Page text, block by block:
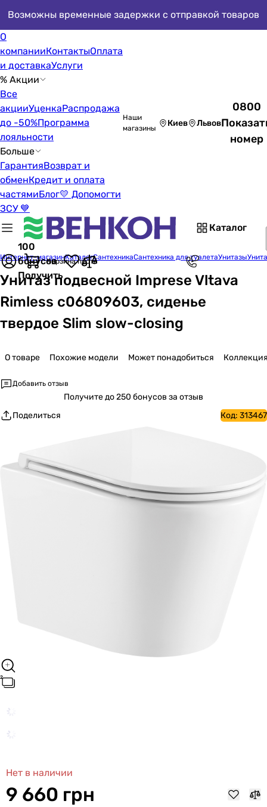
Возможны временные задержки с отправкой товаров
О
компанииКонтактыОплата
и доставкаУслуги
% Акции
Все
акцииУценкаРаспродажа
до -50%Программа
лояльности
Больше
ГарантияВозврат и
обменКредит и оплата
частямиБлог💛 Допомогти
ЗСУ 💙
Наши
магазины
Киев Львов
0800
номер
Каталог
100
бонусов
Получить
Корзина пуста
Интернет-магазинКаталогСантехникаСантехника для туалетаУнитазы
Унитаз подвесной Imprese Vltava
Rimless c06809603, сиденье
твердое Slim slow-closing
О товаре Похожие модели Может понадобиться
Добавить отзыв
Получитедо 250 бонусов за отзыв
Поделиться
Код: 313467
Нет в наличии
9 660 грн